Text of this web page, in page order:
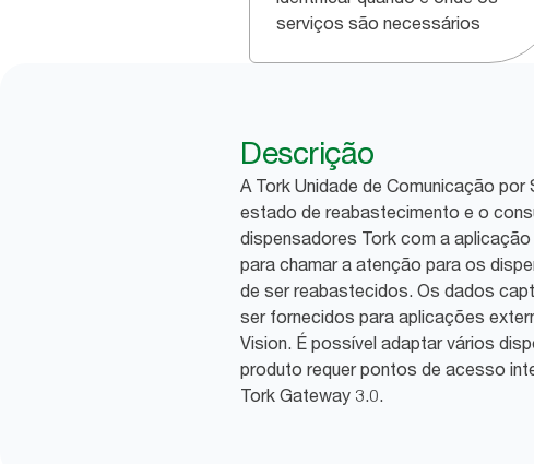
serviços são necessários
Descrição
A Tork Unidade de Comunicação
estado de reabastecimento e o
dispensadores Tork com a
para chamar a atenção para os
de ser reabastecidos. Os dados
ser fornecidos para aplicações
Vision. É possível adaptar vários
produto requer pontos de acesso
Tork Gateway 3.0.